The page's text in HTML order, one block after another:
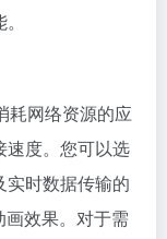
耗网络资源的应
速度。您可以选
时数据传输的
效果。对于需